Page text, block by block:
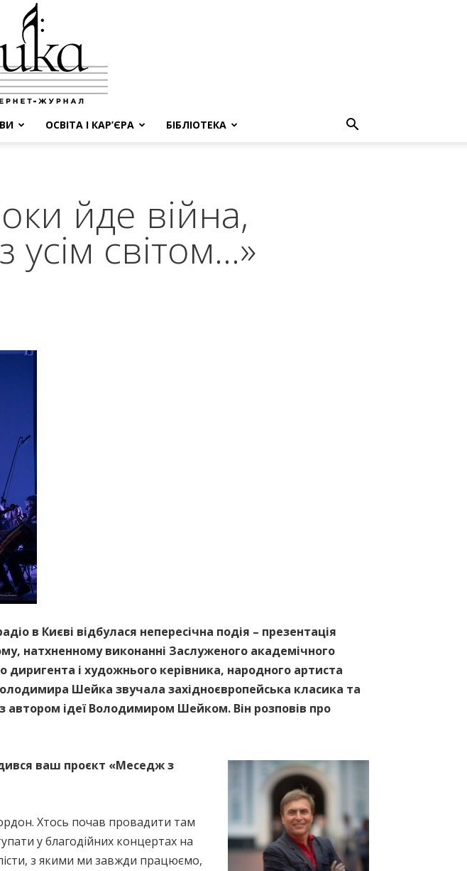
ОСВІТА І КАР’ЄРА БІБЛІОТЕКА
йде війна,
світом…»
в Києві відбулася непересічна подія – презентація
натхненному виконанні Заслуженого академічного
диригента і художнього керівника, народного артиста
Шейка звучала західноєвропейська класика та
автором ідеї Володимиром Шейком. Він розповів про
ваш проєкт «Меседж з
Хтось почав провадити там
у благодійних концертах на
з якими ми завжди працюємо,